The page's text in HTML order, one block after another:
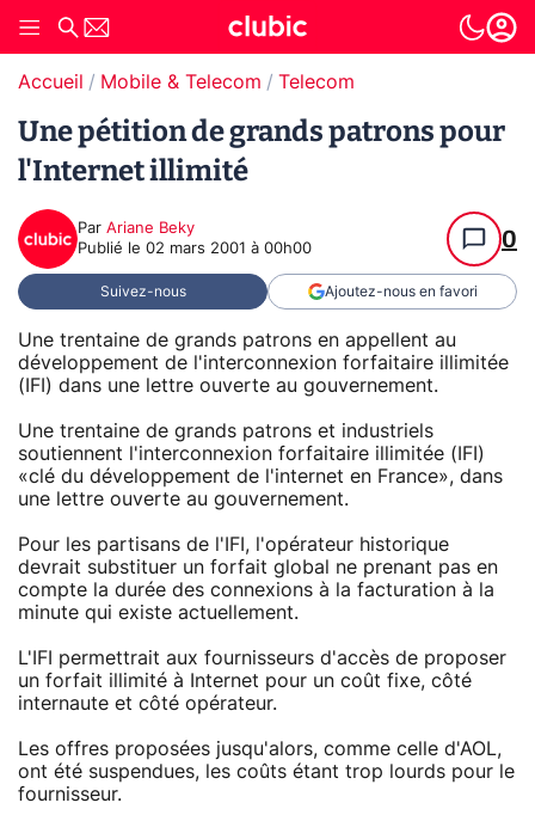
Accueil Mobile & Telecom Telecom
Une pétition de grands patrons pour
l'Internet illimité
Par Ariane Beky
Publié le 02 mars 2001 à 00h00 0
Suivez-nous Ajoutez-nous en favori
Une trentaine de grands patrons en appellent au
développement de l'interconnexion forfaitaire illimitée
(IFI) dans une lettre ouverte au gouvernement.
Une trentaine de grands patrons et industriels
soutiennent l'interconnexion forfaitaire illimitée (IFI)
«clé du développement de l'internet en France», dans
une lettre ouverte au gouvernement.
Pour les partisans de l'IFI, l'opérateur historique
devrait substituer un forfait global ne prenant pas en
compte la durée des connexions à la facturation à la
minute qui existe actuellement.
L'IFI permettrait aux fournisseurs d'accès de proposer
un forfait illimité à Internet pour un coût fixe, côté
internaute et côté opérateur.
Les offres proposées jusqu'alors, comme celle d'AOL,
ont été suspendues, les coûts étant trop lourds pour le
fournisseur.